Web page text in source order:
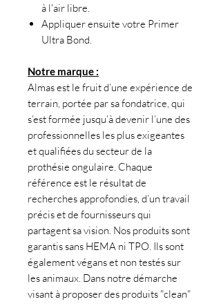
à l'air libre.
Appliquer ensuite votre Primer
Ultra Bond.
Notre marque :
Almas est le fruit d’une expérience de
terrain, portée par sa fondatrice, qui
s’est formée jusqu’à devenir l’une des
professionnelles les plus exigeantes
et qualifiées du secteur de la
prothésie ongulaire. Chaque
référence est le résultat de
recherches approfondies, d’un travail
précis et de fournisseurs qui
partagent sa vision. Nos produits sont
garantis sans HEMA ni TPO. Ils sont
également végans et non testés sur
les animaux. Dans notre démarche
visant à proposer des produits "clean"